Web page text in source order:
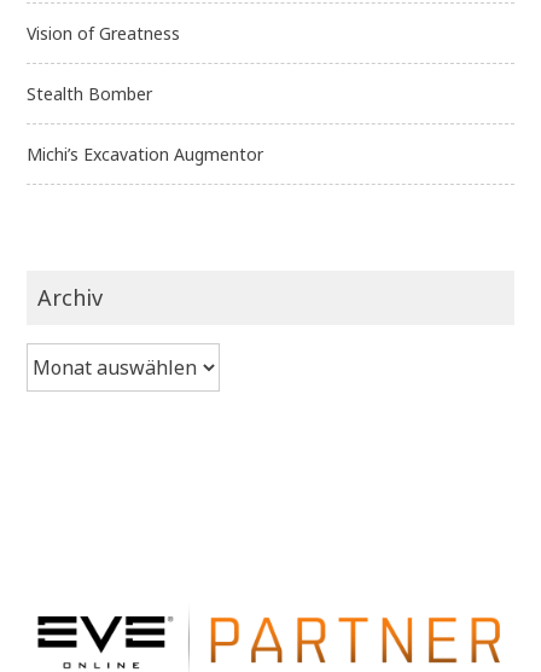
Vision of Greatness
Stealth Bomber
Michi’s Excavation Augmentor
Archiv
Archiv